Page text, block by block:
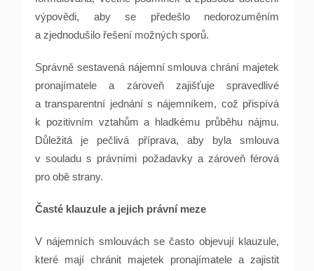
výpovědi, aby se předešlo nedorozuměním
a zjednodušilo řešení možných sporů.
Správně sestavená nájemní smlouva chrání majetek
pronajímatele a zároveň zajišťuje spravedlivé
a transparentní jednání s nájemníkem, což přispívá
k pozitivním vztahům a hladkému průběhu nájmu.
Důležitá je pečlivá příprava, aby byla smlouva
v souladu s právními požadavky a zároveň férová
pro obě strany.
Časté klauzule a jejich právní meze
V nájemních smlouvách se často objevují klauzule,
které mají chránit majetek pronajímatele a zajistit